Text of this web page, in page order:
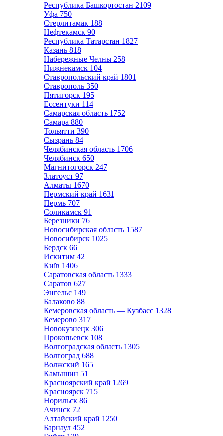
Республика Башкортостан 2109
Уфа 750
Стерлитамак 188
Нефтекамск 90
Республика Татарстан 1827
Казань 818
Набережные Челны 258
Нижнекамск 104
Ставропольский край 1801
Ставрополь 350
Пятигорск 195
Ессентуки 114
Самарская область 1752
Самара 880
Тольятти 390
Сызрань 84
Челябинская область 1706
Челябинск 650
Магнитогорск 247
Златоуст 97
Алматы 1670
Пермский край 1631
Пермь 707
Соликамск 91
Березники 76
Новосибирская область 1587
Новосибирск 1025
Бердск 66
Искитим 42
Київ 1406
Саратовская область 1333
Саратов 627
Энгельс 149
Балаково 88
Кемеровская область — Кузбасс 1328
Кемерово 317
Новокузнецк 306
Прокопьевск 108
Волгоградская область 1305
Волгоград 688
Волжский 165
Камышин 51
Красноярский край 1269
Красноярск 715
Норильск 86
Ачинск 72
Алтайский край 1250
Барнаул 452